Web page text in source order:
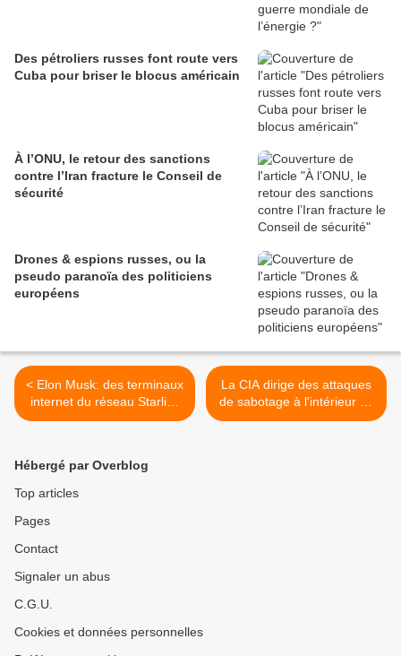
Des pétroliers russes font route vers
Cuba pour briser le blocus américain
À l’ONU, le retour des sanctions
contre l’Iran fracture le Conseil de
sécurité
Drones & espions russes, ou la
pseudo paranoïa des politiciens
européens
< Elon Musk: des terminaux
internet du réseau Starlink
sont désormais actifs en
La CIA dirige des attaques
de sabotage à l'intérieur de
la Russie >
Hébergé par Overblog
Top articles
Pages
Contact
Signaler un abus
C.G.U.
Cookies et données personnelles